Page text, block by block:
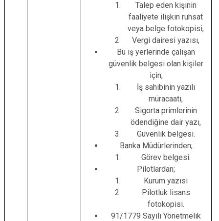
Talep eden kişinin
faaliyete ilişkin ruhsat
veya belge fotokopisi,
Vergi dairesi yazısı,
Bu iş yerlerinde çalışan
güvenlik belgesi olan kişiler
için;
İş sahibinin yazılı
müracaatı,
Sigorta primlerinin
ödendiğine dair yazı,
Güvenlik belgesi.
Banka Müdürlerinden;
Görev belgesi.
Pilotlardan;
Kurum yazısı
Pilotluk lisans
fotokopisi.
91/1779 Sayılı Yönetmelik